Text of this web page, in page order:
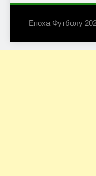
Епоха Футболу